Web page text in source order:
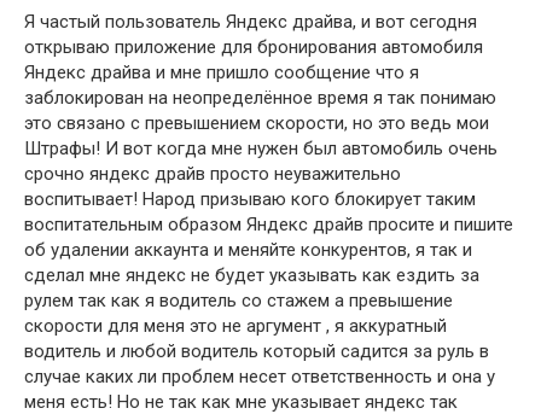
Я частый пользователь Яндекс драйва, и вот сегодня
открываю приложение для бронирования автомобиля
Яндекс драйва и мне пришло сообщение что я
заблокирован на неопределённое время я так понимаю
это связано с превышением скорости, но это ведь мои
Штрафы! И вот когда мне нужен был автомобиль очень
срочно яндекс драйв просто неуважительно
воспитывает! Народ призываю кого блокирует таким
воспитательным образом Яндекс драйв просите и пишите
об удалении аккаунта и меняйте конкурентов, я так и
сделал мне яндекс не будет указывать как ездить за
рулем так как я водитель со стажем а превышение
скорости для меня это не аргумент , я аккуратный
водитель и любой водитель который садится за руль в
случае каких ли проблем несет ответственность и она у
меня есть! Но не так как мне указывает яндекс так